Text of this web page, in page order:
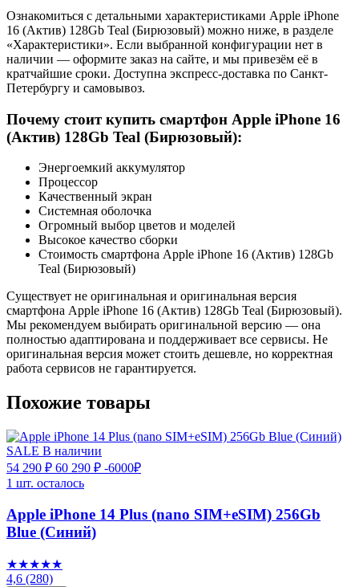
Ознакомиться с детальными характеристиками Apple iPhone
16 (Актив) 128Gb Teal (Бирюзовый) можно ниже, в разделе
«Характеристики». Если выбранной конфигурации нет в
наличии — оформите заказ на сайте, и мы привезём её в
кратчайшие сроки. Доступна экспресс-доставка по Санкт-
Петербургу и самовывоз.
Почему стоит купить смартфон Apple iPhone 16
(Актив) 128Gb Teal (Бирюзовый):
Энергоемкий аккумулятор
Процессор
Качественный экран
Системная оболочка
Огромный выбор цветов и моделей
Высокое качество сборки
Стоимость смартфона Apple iPhone 16 (Актив) 128Gb
Teal (Бирюзовый)
Существует не оригинальная и оригинальная версия
смартфона Apple iPhone 16 (Актив) 128Gb Teal (Бирюзовый).
Мы рекомендуем выбирать оригинальной версию — она
полностью адаптирована и поддерживает все сервисы. Не
оригинальная версия может стоить дешевле, но корректная
работа сервисов не гарантируется.
Похожие товары
SALE В наличии
54 290 ₽ 60 290 ₽ -6000₽
1 шт. осталось
Apple iPhone 14 Plus (nano SIM+eSIM) 256Gb
Blue (Синий)
★★★★★
4,6 (280)